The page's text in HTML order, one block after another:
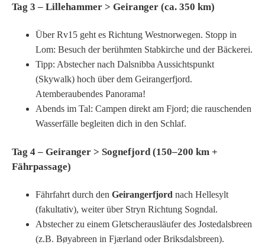
Tag 3 – Lillehammer > Geiranger (ca. 350 km)
Über Rv15 geht es Richtung Westnorwegen. Stopp in
Lom: Besuch der berühmten Stabkirche und der Bäckerei.
Tipp: Abstecher nach Dalsnibba Aussichtspunkt
(Skywalk) hoch über dem Geirangerfjord.
Atemberaubendes Panorama!
Abends im Tal: Campen direkt am Fjord; die rauschenden
Wasserfälle begleiten dich in den Schlaf.
Tag 4 – Geiranger > Sognefjord (150–200 km +
Fährpassage)
Fährfahrt durch den Geirangerfjord nach Hellesylt
(fakultativ), weiter über Stryn Richtung Sogndal.
Abstecher zu einem Gletscherausläufer des Jostedalsbreen
(z.B. Bøyabreen in Fjærland oder Briksdalsbreen).